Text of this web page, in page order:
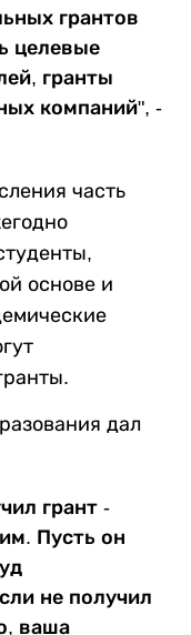
грантов
целевые
гранты
компаний", -
часть
основе и
дал
грант -
Пусть он
не получил
ваша